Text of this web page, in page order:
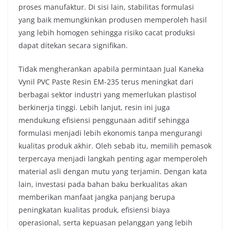
proses manufaktur. Di sisi lain, stabilitas formulasi
yang baik memungkinkan produsen memperoleh hasil
yang lebih homogen sehingga risiko cacat produksi
dapat ditekan secara signifikan.
Tidak mengherankan apabila permintaan Jual Kaneka
Vynil PVC Paste Resin EM-235 terus meningkat dari
berbagai sektor industri yang memerlukan plastisol
berkinerja tinggi. Lebih lanjut, resin ini juga
mendukung efisiensi penggunaan aditif sehingga
formulasi menjadi lebih ekonomis tanpa mengurangi
kualitas produk akhir. Oleh sebab itu, memilih pemasok
terpercaya menjadi langkah penting agar memperoleh
material asli dengan mutu yang terjamin. Dengan kata
lain, investasi pada bahan baku berkualitas akan
memberikan manfaat jangka panjang berupa
peningkatan kualitas produk, efisiensi biaya
operasional, serta kepuasan pelanggan yang lebih